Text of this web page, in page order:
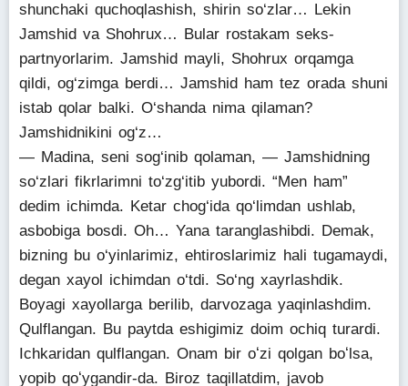
shunchaki quchoqlashish, shirin so‘zlar… Lekin
Jamshid va Shohrux… Bular rostakam seks-
partnyorlarim. Jamshid mayli, Shohrux orqamga
qildi, og‘zimga berdi… Jamshid ham tez orada shuni
istab qolar balki. O‘shanda nima qilaman?
Jamshidnikini og‘z…
— Madina, seni sog‘inib qolaman, — Jamshidning
so‘zlari fikrlarimni to‘zg‘itib yubordi. “Men ham”
dedim ichimda. Ketar chog‘ida qo‘limdan ushlab,
asbobiga bosdi. Oh… Yana taranglashibdi. Demak,
bizning bu o‘yinlarimiz, ehtiroslarimiz hali tugamaydi,
degan xayol ichimdan o‘tdi. So‘ng xayrlashdik.
Boyagi xayollarga berilib, darvozaga yaqinlashdim.
Qulflangan. Bu paytda eshigimiz doim ochiq turardi.
Ichkaridan qulflangan. Onam bir oʻzi qolgan boʻlsa,
yopib qoʻygandir-da. Biroz taqillatdim, javob